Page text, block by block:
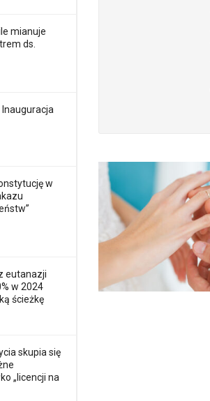
mianuje
ds.
w
eutanazji
w 2024
ścieżkę
skupia się
„licencji na